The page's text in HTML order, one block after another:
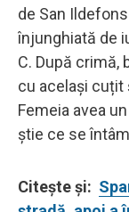
de San
înjunghiată de
C. După crimă,
cu același cuțit
Femeia avea
știe ce se
Citește și: